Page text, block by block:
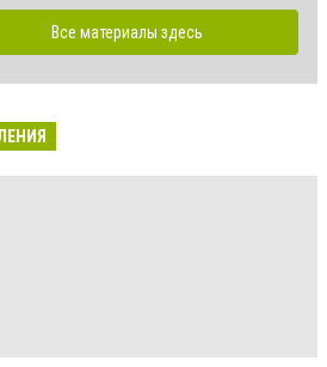
Все материалы здесь